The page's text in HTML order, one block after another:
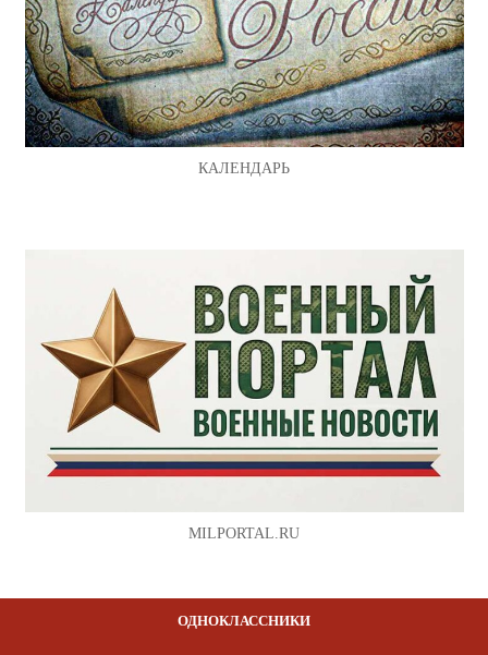
КАЛЕНДАРЬ
MILPORTAL.RU
ОДНОКЛАССНИКИ